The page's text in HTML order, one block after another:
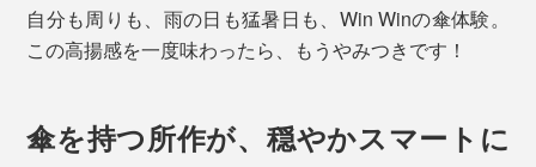
自分も周りも、雨の日も猛暑日も、Win Winの傘体験。
この高揚感を一度味わったら、もうやみつきです！
傘を持つ所作が、穏やかスマートに